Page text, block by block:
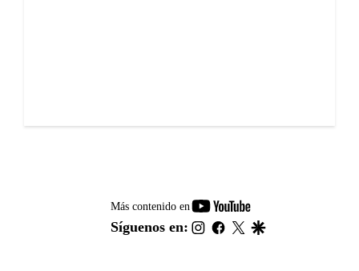
Más contenido en
youtube-
footer
Síguenos en: instagram
facebook
twitter